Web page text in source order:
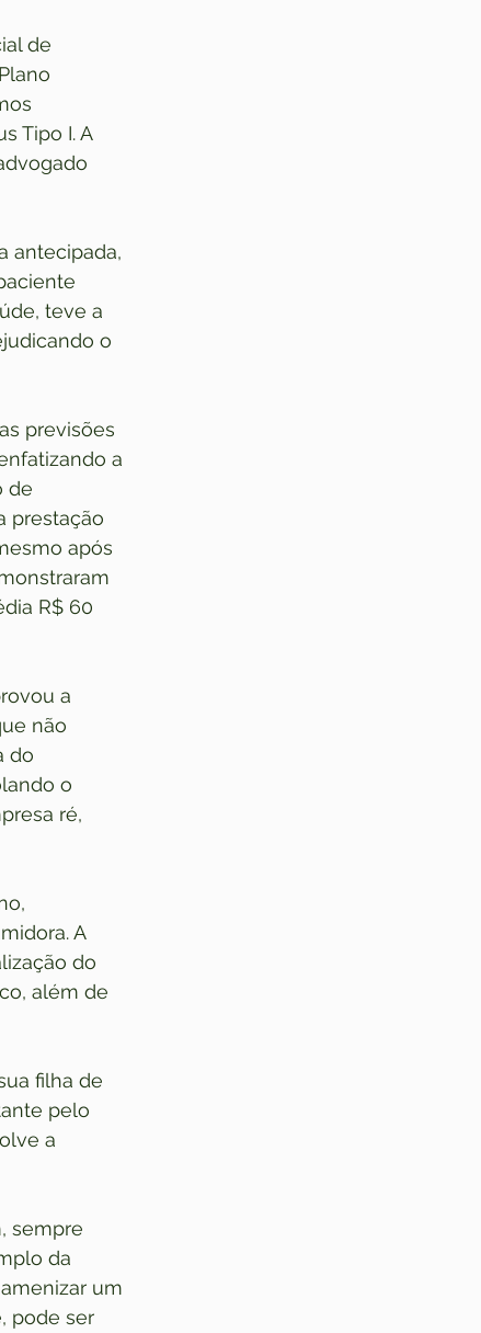
de
Tipo I. A
antecipada,
teve a
o
previsões
a
de
prestação
após
R$ 60
a
não
do
o
ré,
A
do
além de
filha de
pelo
a
sempre
da
um
pode ser